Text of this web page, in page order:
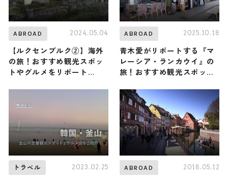
ABROAD 2024.05.04
【ルクセンブルク②】海外
の旅！おすすめ観光スポッ
トやグルメをリポート
ABROAD 2025.10.18
青木愛がリポートする『マ
レーシア・ランカウイ』の
旅！おすすめ観光スポット
月18日放送
トラベル 2023.02.25 ABROAD 2018.05.12